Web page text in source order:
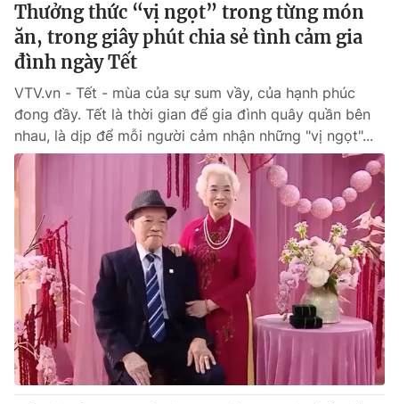
Góc doanh nghiệp
Truyền hình
Phim VTV
Hậu trường
Nhân vật
Khán giả
Giải sao mai
Giải trí
Điện ảnh
Âm nhạc
Sao
Đời sống
Du lịch
Làm đẹp
Chất lượng cuộc sống
Giáo dục
Tuyển sinh
Học trực tuyến
Công nghệ
Hitech Công nghệ tương lai
Sản phẩm
Thị trường
Tư vấn
Giao lưu trực tuyến
Lịch phát sóng
Chuyên mục khác
Thưởng thức “vị ngọt” trong từng món
ăn, trong giây phút chia sẻ tình cảm gia
đình ngày Tết
VTV.vn - Tết - mùa của sự sum vầy, của hạnh phúc
đong đầy. Tết là thời gian để gia đình quây quần bên
nhau, là dịp để mỗi người cảm nhận những "vị ngọt"...